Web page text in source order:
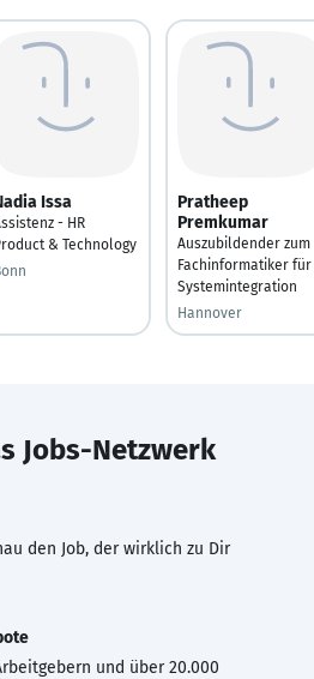
Issa
- HR
& Technology
Pratheep
Premkumar
Auszubildender zum
Fachinformatiker für
Systemintegration
Hannover
Jobs-Netzwerk
den Job, der wirklich zu Dir
und über 20.000